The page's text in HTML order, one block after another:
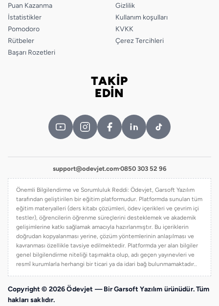
Puan Kazanma
İstatistikler
Pomodoro
Rütbeler
Başarı Rozetleri
Gizlilik
Kullanım koşulları
KVKK
Çerez Tercihleri
TAKİP
EDİN
support@odevjet.com·0850 303 52 96
Önemli Bilgilendirme ve Sorumluluk Reddi: Ödevjet, Garsoft Yazılım
tarafından geliştirilen bir eğitim platformudur. Platformda sunulan tüm
eğitim materyalleri (ders kitabı çözümleri, ödev içerikleri ve çevrim içi
testler), öğrencilerin öğrenme süreçlerini desteklemek ve akademik
gelişimlerine katkı sağlamak amacıyla hazırlanmıştır. Bu içeriklerin
doğrudan kopyalanması yerine, çözüm yöntemlerinin anlaşılması ve
kavranması özellikle tavsiye edilmektedir. Platformda yer alan bilgiler
genel bilgilendirme niteliği taşımakta olup, adı geçen yayınevleri ve
resmî kurumlarla herhangi bir ticari ya da idari bağ bulunmamaktadır..
Copyright © 2026 Ödevjet — Bir Garsoft Yazılım ürünüdür. Tüm
hakları saklıdır.